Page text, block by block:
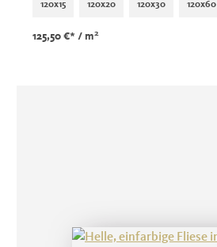
120x15 120x20 120x30 120x60
125,50 €* / m2